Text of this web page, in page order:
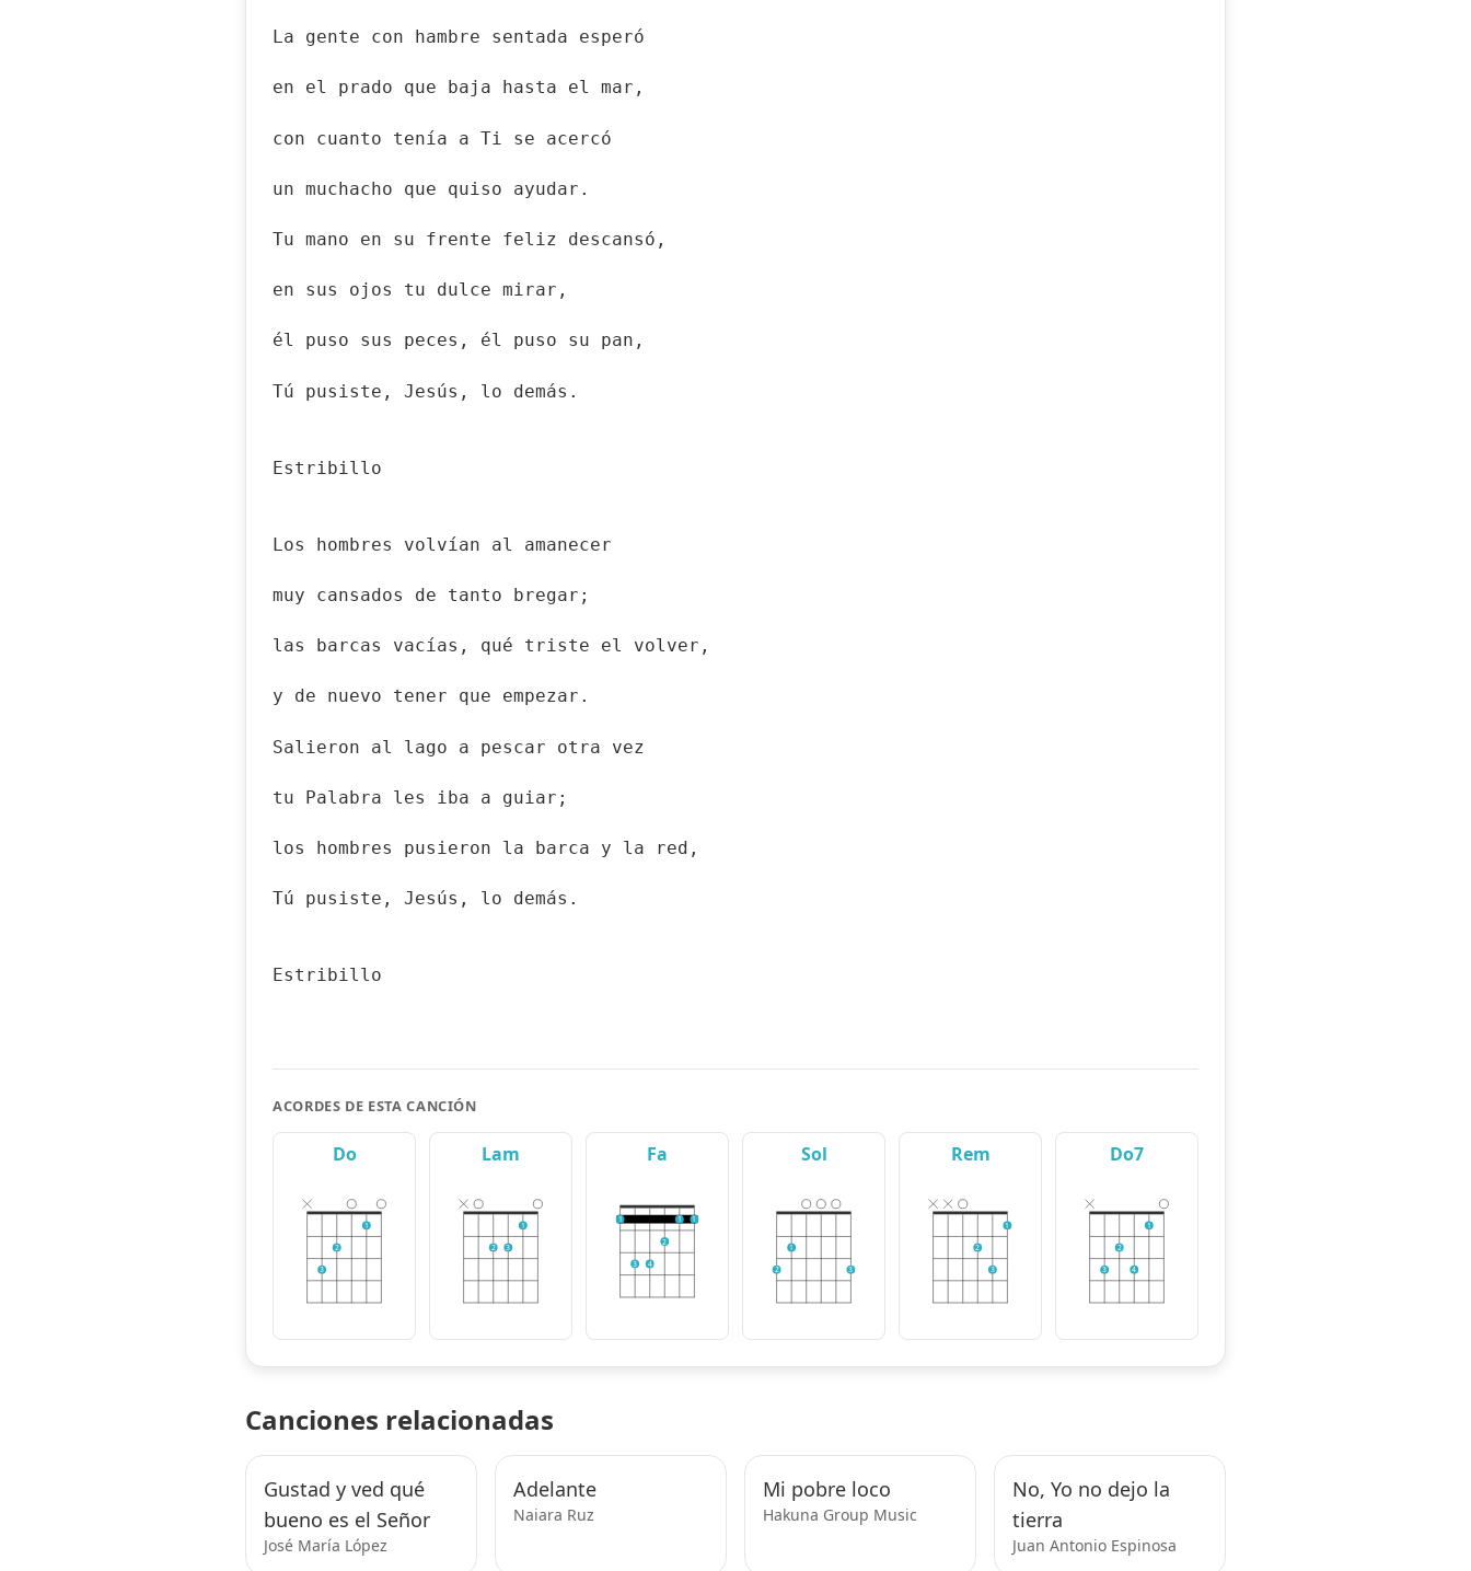
La gente con hambre sentada esperó
en el prado que baja hasta el mar,
con cuanto tenía a Ti se acercó
un muchacho que quiso ayudar.
Tu mano en su frente feliz descansó,
en sus ojos tu dulce mirar,
él puso sus peces, él puso su pan,
Tú pusiste, Jesús, lo demás.
Estribillo
Los hombres volvían al amanecer
muy cansados de tanto bregar;
las barcas vacías, qué triste el volver,
y de nuevo tener que empezar.
Salieron al lago a pescar otra vez
tu Palabra les iba a guiar;
los hombres pusieron la barca y la red,
Tú pusiste, Jesús, lo demás.
Estribillo
ACORDES DE ESTA CANCIÓN
Do
3
2
1
Lam
2 3
1
Fa
1
3 4
2
1 1
Sol
2
1
3
Rem
2
3
1
Do7
3
2
4
1
Canciones relacionadas
Gustad y ved qué
bueno es el Señor
José María López
Adelante
Naiara Ruz
Mi pobre loco
Hakuna Group Music
No, Yo no dejo la
tierra
Juan Antonio Espinosa